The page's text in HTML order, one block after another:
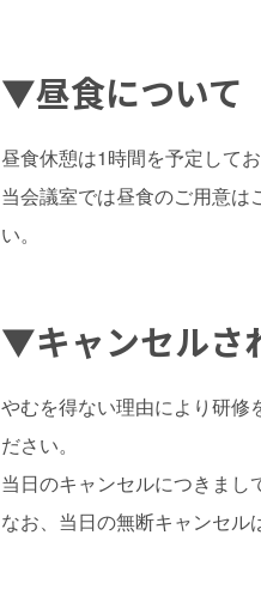
▼昼食について
昼食休憩は1時間を予定してお
当会議室では昼食のご用意は
い。
▼キャンセルさ
やむを得ない理由により研修
ださい。
当日のキャンセルにつきまし
なお、当日の無断キャンセル